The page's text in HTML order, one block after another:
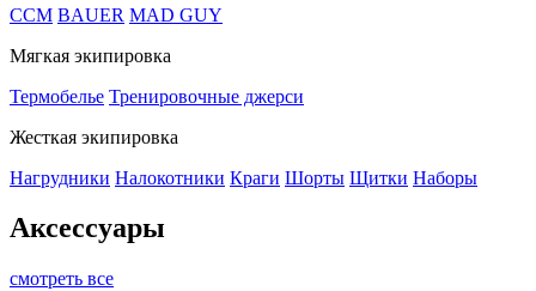
CCM BAUER MAD GUY
Мягкая экипировка
Термобелье Тренировочные джерси
Жесткая экипировка
Нагрудники Налокотники Краги Шорты Щитки Наборы
Аксессуары
смотреть все